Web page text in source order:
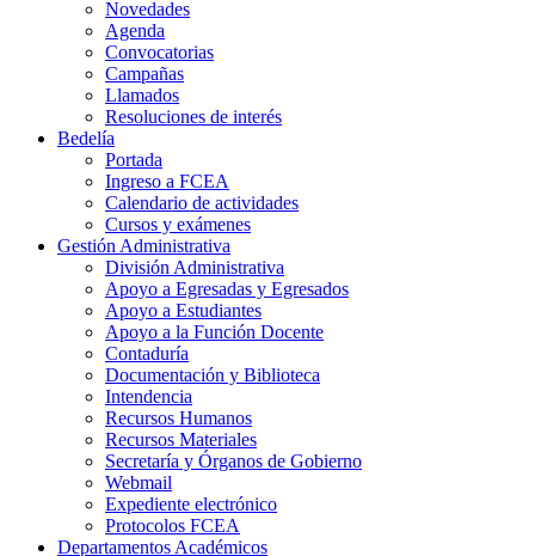
Novedades
Agenda
Convocatorias
Campañas
Llamados
Resoluciones de interés
Bedelía
Portada
Ingreso a FCEA
Calendario de actividades
Cursos y exámenes
Gestión Administrativa
División Administrativa
Apoyo a Egresadas y Egresados
Apoyo a Estudiantes
Apoyo a la Función Docente
Contaduría
Documentación y Biblioteca
Intendencia
Recursos Humanos
Recursos Materiales
Secretaría y Órganos de Gobierno
Webmail
Expediente electrónico
Protocolos FCEA
Departamentos Académicos